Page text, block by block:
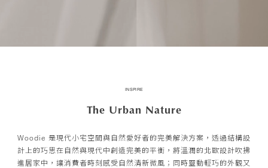
INSPIRE
The Urban Nature
Woodie 是現代小宅空間與自然愛好者的完美解決方案，透過結構設
計上的巧思在自然與現代中創造完美的平衡，將溫潤的北歐設計吹拂
進居家中，讓消費者時刻感受自然清新微風；同時靈動輕巧的外觀又